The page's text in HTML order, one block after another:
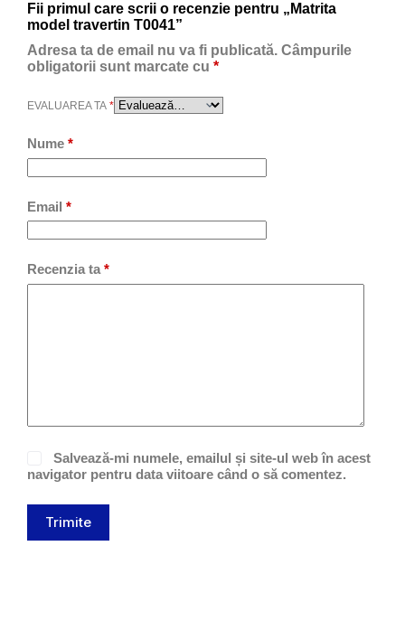
Fii primul care scrii o recenzie pentru „Matrita
model travertin T0041”
Adresa ta de email nu va fi publicată. Câmpurile
obligatorii sunt marcate cu *
EVALUAREA TA *
Nume *
Email *
Recenzia ta *
Salvează-mi numele, emailul și site-ul web în acest
navigator pentru data viitoare când o să comentez.
Trimite